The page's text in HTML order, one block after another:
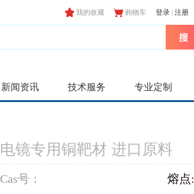
我的收藏 购物车 登录 注册
新闻资讯 技术服务 专业定制
电镜专用铜靶材 进口原料
Cas号：
熔点: